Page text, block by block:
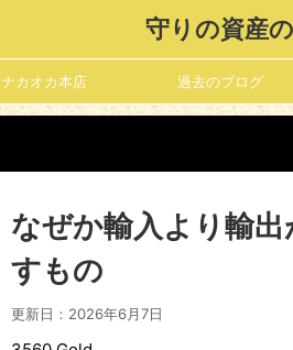
守りの資産
ナカオカ本店 過去のブログ
なぜか輸入より輸
すもの
更新日： 2026年6月7日